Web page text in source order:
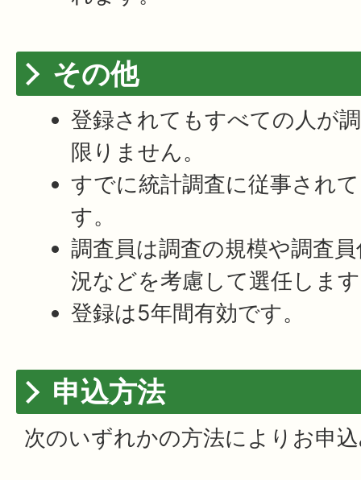
その他
登録されてもすべての人が
限りません。
すでに統計調査に従事され
す。
調査員は調査の規模や調査
況などを考慮して選任しま
登録は5年間有効です。
申込方法
次のいずれかの方法によりお申